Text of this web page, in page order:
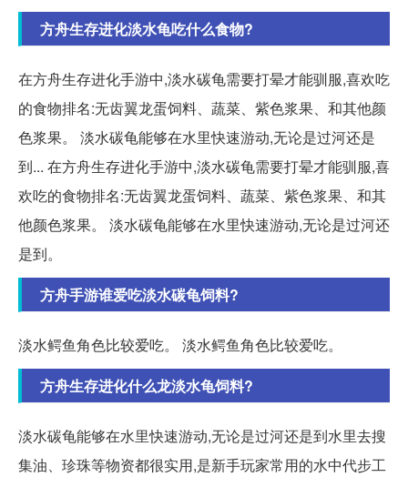
方舟生存进化淡水龟吃什么食物?
在方舟生存进化手游中,淡水碳龟需要打晕才能驯服,喜欢吃
的食物排名:无齿翼龙蛋饲料、蔬菜、紫色浆果、和其他颜
色浆果。 淡水碳龟能够在水里快速游动,无论是过河还是
到... 在方舟生存进化手游中,淡水碳龟需要打晕才能驯服,喜
欢吃的食物排名:无齿翼龙蛋饲料、蔬菜、紫色浆果、和其
他颜色浆果。 淡水碳龟能够在水里快速游动,无论是过河还
是到。
方舟手游谁爱吃淡水碳龟饲料?
淡水鳄鱼角色比较爱吃。 淡水鳄鱼角色比较爱吃。
方舟生存进化什么龙淡水龟饲料?
淡水碳龟能够在水里快速游动,无论是过河还是到水里去搜
集油、珍珠等物资都很实用,是新手玩家常用的水中代步工